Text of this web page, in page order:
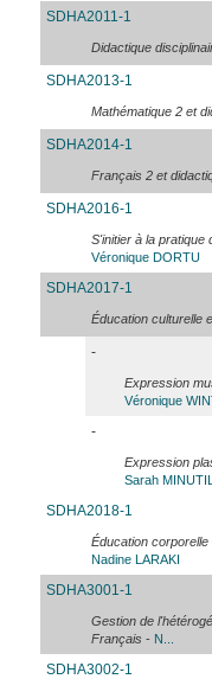
SDHA2011-1
Didactique
SDHA2013-1
Mathématique 2 et
SDHA2014-1
Français 2 et
SDHA2016-1
S'initier à la pratique
Véronique DORTU
SDHA2017-1
Éducation culturelle
-
Expression
Véronique
-
Expression
Sarah
SDHA2018-1
Éducation
Nadine LARAKI
SDHA3001-1
Gestion de
Français - N...
SDHA3002-1